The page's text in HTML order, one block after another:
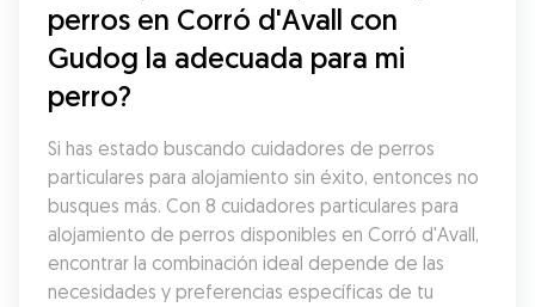
perros en Corró d'Avall con
Gudog la adecuada para mi
perro?
Si has estado buscando cuidadores de perros
particulares para alojamiento sin éxito, entonces no
busques más. Con 8 cuidadores particulares para
alojamiento de perros disponibles en Corró d'Avall,
encontrar la combinación ideal depende de las
necesidades y preferencias específicas de tu